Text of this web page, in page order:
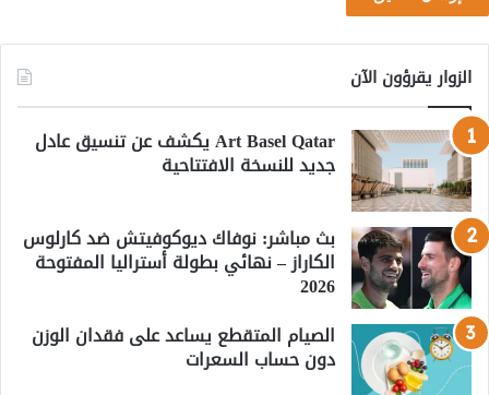
الزوار يقرؤون الآن
Art Basel Qatar يكشف عن تنسيق عادل
جديد للنسخة الافتتاحية
بث مباشر: نوفاك ديوكوفيتش ضد كارلوس
الكاراز – نهائي بطولة أستراليا المفتوحة
2026
الصيام المتقطع يساعد على فقدان الوزن
دون حساب السعرات